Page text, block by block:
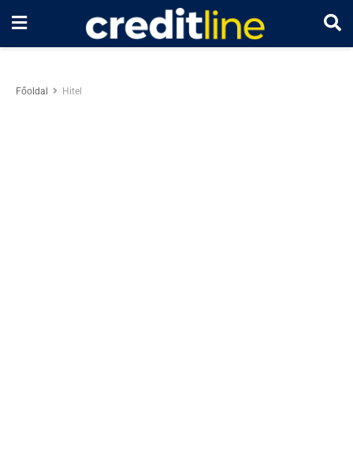
Főoldal Hitel